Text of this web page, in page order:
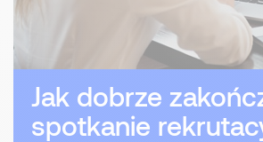
Jak dobrze
spotkanie